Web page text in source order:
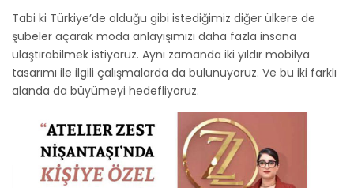
Tabi ki Türkiye’de olduğu gibi istediğimiz diğer ülkere de
şubeler açarak moda anlayışımızı daha fazla insana
ulaştırabilmek istiyoruz. Aynı zamanda iki yıldır mobilya
tasarımı ile ilgili çalışmalarda da bulunuyoruz. Ve bu iki farklı
alanda da büyümeyi hedefliyoruz.